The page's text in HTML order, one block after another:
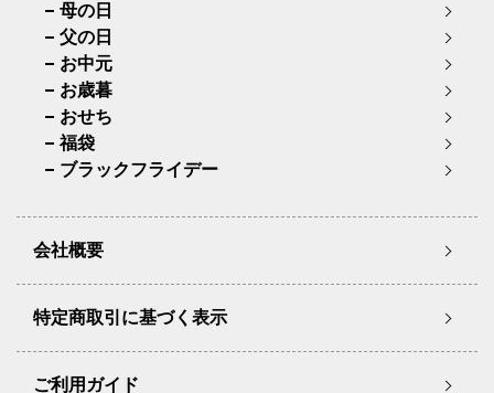
母の日
父の日
お中元
お歳暮
おせち
福袋
ブラックフライデー
会社概要
特定商取引に基づく表示
ご利用ガイド